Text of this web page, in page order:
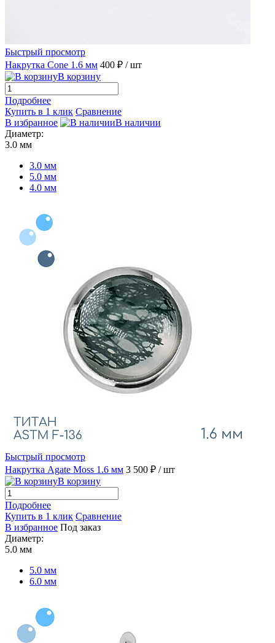
Быстрый просмотр
Накрутка Cone 1.6 мм 400 ₽ / шт
В корзину
Подробнее
Купить в 1 клик Сравнение
В избранное
В наличии
Диаметр:
3.0 мм
3.0 мм
5.0 мм
4.0 мм
Быстрый просмотр
Накрутка Agate Moss 1.6 мм 3 500 ₽ / шт
В корзину
Подробнее
Купить в 1 клик Сравнение
В избранное Под заказ
Диаметр:
5.0 мм
5.0 мм
6.0 мм